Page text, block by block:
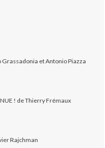
Grassadonia et Antonio Piazza
! de Thierry Frémaux
Rajchman